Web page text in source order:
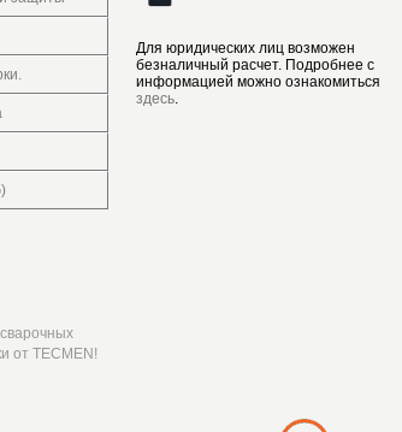
от TECMEN!
Для юридических лиц возможен
безналичный расчет. Подробнее с
информацией можно ознакомиться
здесь.